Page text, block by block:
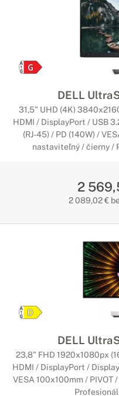
DELL
31,5" UHD (4K)
HDMI / DisplayPort / USB
(RJ-45) / PD (140W) /
nastaviteľný / čierny /
2
2 089,02 €
DELL
23,8" FHD 1920x1080px
HDMI / DisplayPort /
VESA 100x100mm /